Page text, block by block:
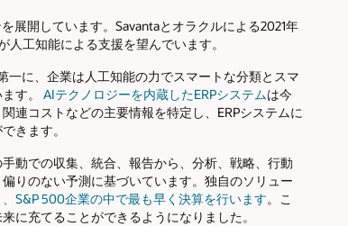
展開しています。Savantaとオラクルによる2021年
工知能による支援を望んでいます。
に、企業は人工知能の力でスマートな分類とスマ
す。 AIテクノロジーを内蔵したERPシステムは今
連コストなどの主要情報を特定し、ERPシステムに
きます。
動での収集、統合、報告から、分析、戦略、行動
りのない予測に基づいています。独自のソリュー
S&P 500企業の中で最も早く決算を行います。こ
に充てることができるようになりました。